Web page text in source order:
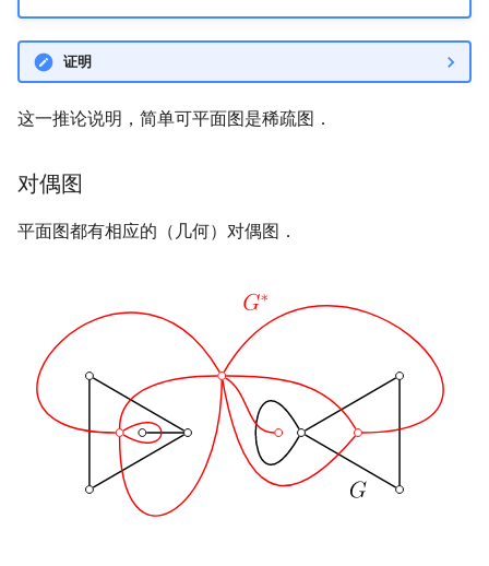
证明
这一推论说明，简单可平面图是稀疏图．
对偶图
平面图都有相应的（几何）对偶图．